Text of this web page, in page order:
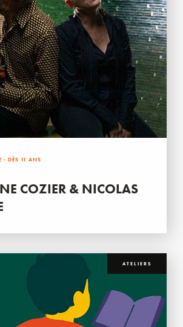
- DÈS 11 ANS
COZIER & NICOLAS
ATELIERS